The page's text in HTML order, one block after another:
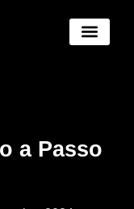
a Passo